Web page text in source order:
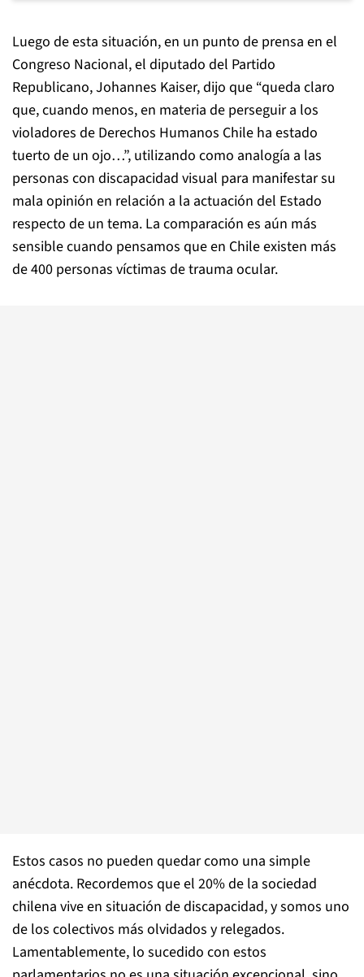
Luego de esta situación, en un punto de prensa en el
Congreso Nacional, el diputado del Partido
Republicano, Johannes Kaiser, dijo que “queda claro
que, cuando menos, en materia de perseguir a los
violadores de Derechos Humanos Chile ha estado
tuerto de un ojo…”, utilizando como analogía a las
personas con discapacidad visual para manifestar su
mala opinión en relación a la actuación del Estado
respecto de un tema. La comparación es aún más
sensible cuando pensamos que en Chile existen más
de 400 personas víctimas de trauma ocular.
Estos casos no pueden quedar como una simple
anécdota. Recordemos que el 20% de la sociedad
chilena vive en situación de discapacidad, y somos uno
de los colectivos más olvidados y relegados.
Lamentablemente, lo sucedido con estos